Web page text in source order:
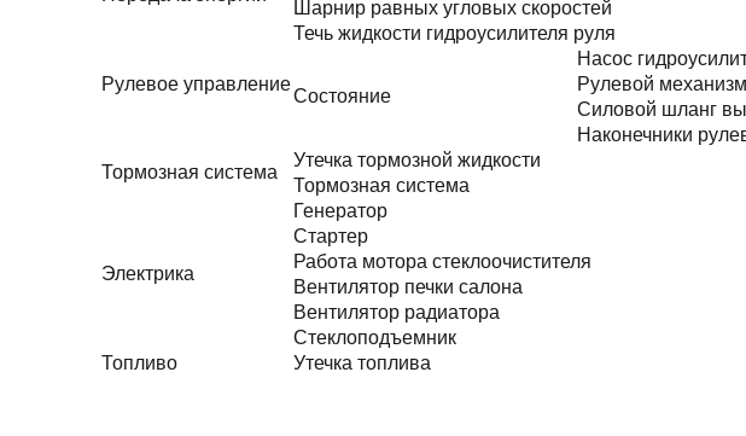
Шарнир равных угловых скоростей
Рулевое управление
Течь жидкости гидроусилителя руля
Состояние
Насос
Рулевой механизм
Силовой шланг
Наконечники
Тормозная система
Утечка тормозной жидкости
Тормозная система
Электрика
Генератор
Стартер
Работа мотора стеклоочистителя
Вентилятор печки салона
Вентилятор радиатора
Стеклоподъемник
Топливо
Утечка топлива